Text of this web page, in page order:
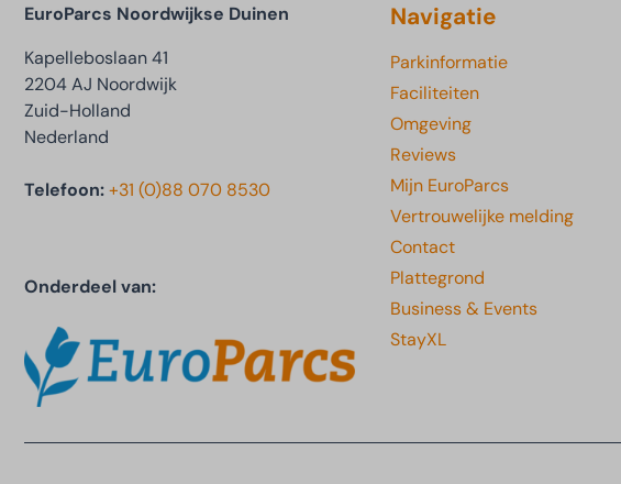
EuroParcs Noordwijkse Duinen
Kapelleboslaan 41
2204 AJ Noordwijk
Zuid-Holland
Nederland
Telefoon:+31 (0)88 070 8530
Onderdeel van:
Navigatie
Parkinformatie
Faciliteiten
Omgeving
Reviews
Mijn EuroParcs
Vertrouwelijke melding
Contact
Plattegrond
Business & Events
StayXL